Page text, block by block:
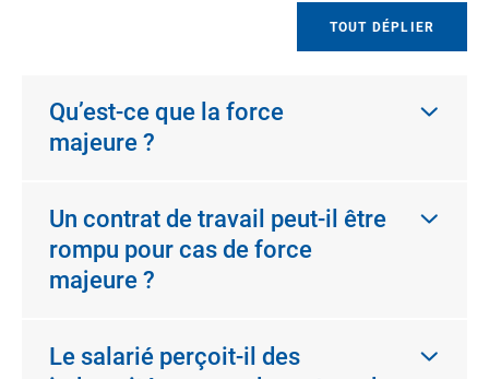
TOUT DÉPLIER
Qu’est-ce que la force
majeure ?
Un contrat de travail peut-il être
rompu pour cas de force
majeure ?
Le salarié perçoit-il des